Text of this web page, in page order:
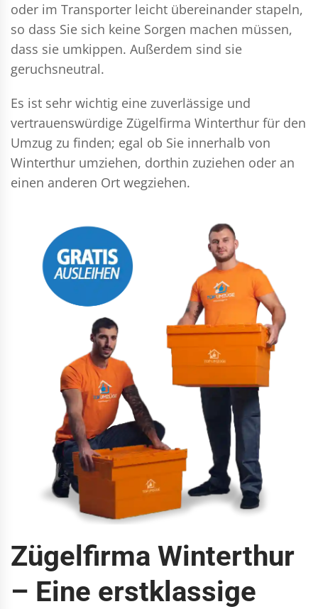
oder im Transporter leicht übereinander stapeln,
so dass Sie sich keine Sorgen machen müssen,
dass sie umkippen. Außerdem sind sie
geruchsneutral.
Es ist sehr wichtig eine zuverlässige und
vertrauenswürdige Zügelfirma Winterthur für den
Umzug zu finden; egal ob Sie innerhalb von
Winterthur umziehen, dorthin zuziehen oder an
einen anderen Ort wegziehen.
Zügelfirma Winterthur
– Eine erstklassige